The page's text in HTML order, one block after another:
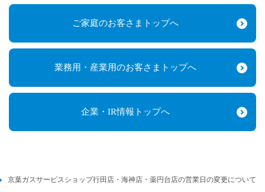
ご家庭のお客さまトップへ
業務用・産業用のお客さまトップへ
企業・IR情報トップへ
京葉ガスサービスショップ行田店・海神店・薬円台店の営業日の変更について